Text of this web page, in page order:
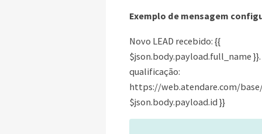
Exemplo de mensagem
Novo LEAD recebido: {{
$json.body.payload.full_name }}.
qualificação:
https://web.atendare.com/
$json.body.payload.id }}